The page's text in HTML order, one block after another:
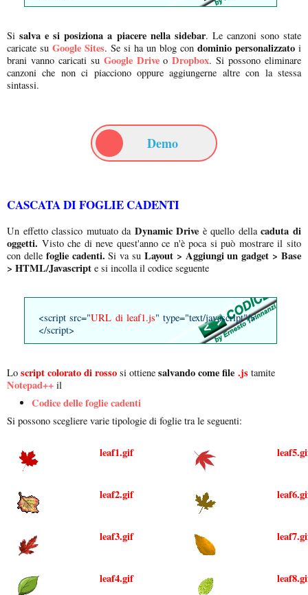
Sisalva e si posiziona a piacere nella sidebar. Le canzoni sono state
caricate su Google Sites. Se si ha un blog con dominio personalizzato i
brani vanno caricati su Google Drive oDropbox. Si possono eliminare
canzoni che non ci piacciono oppure aggiungerne altre con la stessa
sintassi.
Demo
CASCATA DI FOGLIE CADENTI
Un effetto classico mutuato da Dynamic Drive è quello dellacaduta di
oggetti. Visto che di neve quest'anno ce n'è poca si può mostrare il sito
con delle foglie cadenti. Si va su Layout > Aggiungi un gadget > Base
> HTML/Javascript e si incolla il codice seguente
<script src="URL di leaf1.js" type="text/javascript"/>
</script>
Lo script colorato di rosso si ottiene salvando come file .js tamite
Notepad++ il
Codice delle foglie cadenti
Si possono scegliere varie tipologie di foglie tra le seguenti:
leaf1.gif
leaf2.gif
leaf3.gif
leaf4.gif